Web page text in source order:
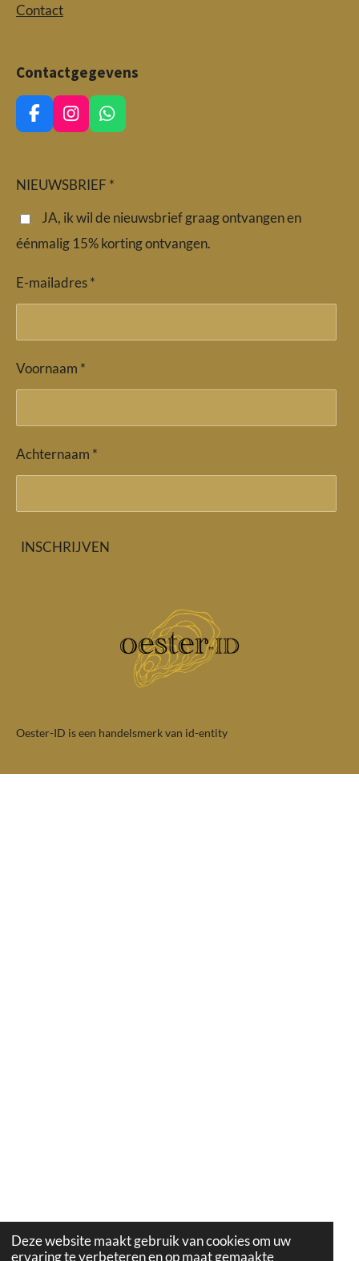
Deze website maakt gebruik van cookies om uw
ervaring te verbeteren en op maat gemaakte
Contact
Contactgegevens
F
a
b
I
n
a
r
m
W
h
s
p
NIEUWSBRIEF *
JA, ik wil de nieuwsbrief graag ontvangen en
éénmalig 15% korting ontvangen.
E-mailadres *
Voornaam *
Achternaam *
INSCHRIJVEN
Oester-ID is een handelsmerk van id-entity